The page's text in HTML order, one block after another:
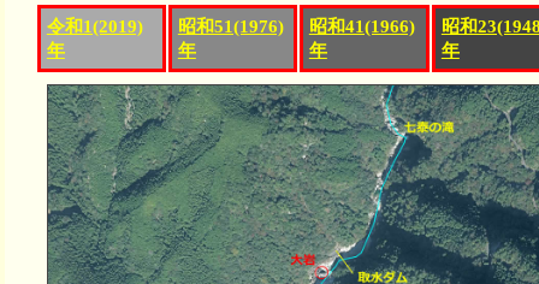
令和1(2019)
年
昭和51(1976)
年
昭和41(1966)
年
昭和
年